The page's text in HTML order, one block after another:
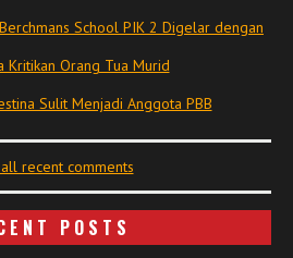
School PIK 2 Digelar dengan
Kritikan Orang Tua Murid
Sulit Menjadi Anggota PBB
recent comments
POSTS